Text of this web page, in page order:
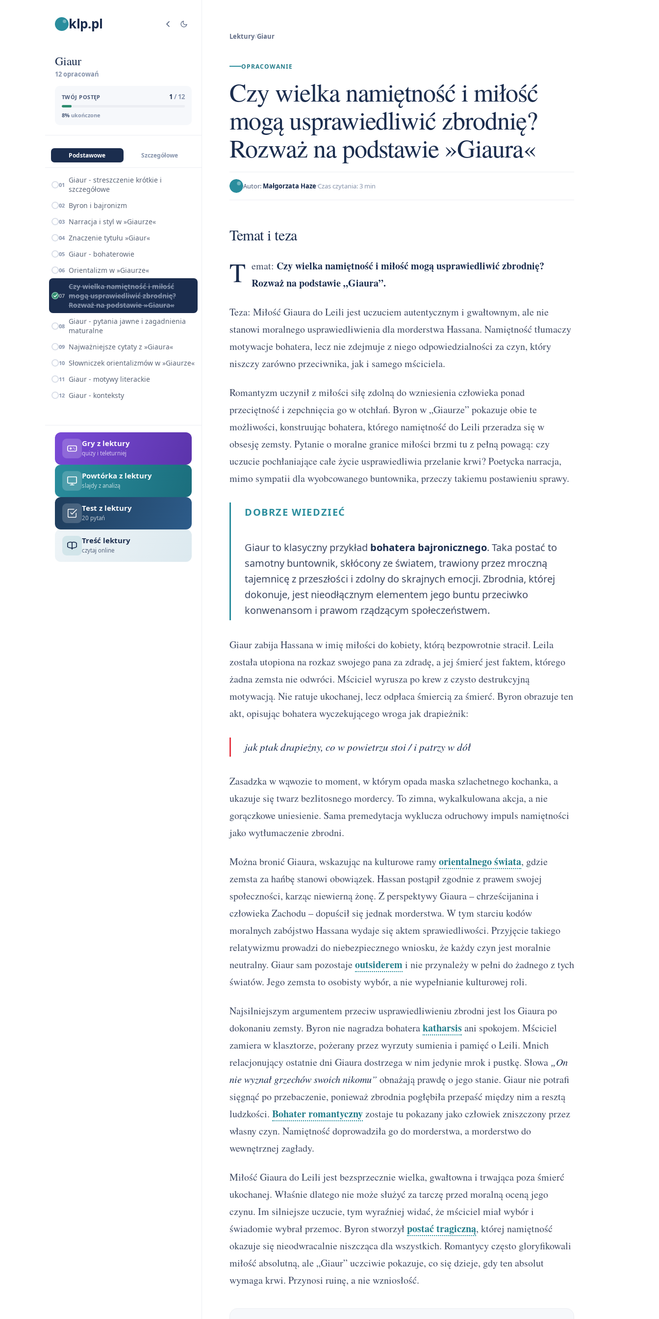
klp.pl
Giaur
12 opracowań
TWÓJ POSTĘP 1 / 12
8% ukończone
Podstawowe Szczegółowe
01
Giaur - streszczenie krótkie i
szczegółowe
02 Byron i bajronizm
03 Narracja i styl w »Giaurze«
04 Znaczenie tytułu »Giaur«
05 Giaur - bohaterowie
06 Orientalizm w »Giaurze«
07
Czy wielka namiętność i miłość
mogą usprawiedliwić zbrodnię?
Rozważ na podstawie »Giaura«
08 Giaur - pytania jawne i zagadnienia
maturalne
09 Najważniejsze cytaty z »Giaura«
10 Słowniczek orientalizmów w »Giaurze«
11 Giaur - motywy literackie
12 Giaur - konteksty
Gry z lektury
quizy i teleturniej
Powtórka z lektury
slajdy z analizą
Test z lektury
20 pytań
Treść lektury
czytaj online
Lektury/Giaur
OPRACOWANIE
Czy wielka namiętność i miłość
mogą usprawiedliwić zbrodnię?
Rozważ na podstawie »Giaura«
Autor: Małgorzata Haze Czas czytania: 3 min
Temat i teza
T emat: Czy wielka namiętność i miłość mogą usprawiedliwić zbrodnię?
Rozważ na podstawie „Giaura”.
Teza: Miłość Giaura do Leili jest uczuciem autentycznym i gwałtownym, ale nie
stanowi moralnego usprawiedliwienia dla morderstwa Hassana. Namiętność tłumaczy
motywacje bohatera, lecz nie zdejmuje z niego odpowiedzialności za czyn, który
niszczy zarówno przeciwnika, jak i samego mściciela.
Romantyzm uczynił z miłości siłę zdolną do wzniesienia człowieka ponad
przeciętność i zepchnięcia go w otchłań. Byron w „Giaurze” pokazuje obie te
możliwości, konstruując bohatera, którego namiętność do Leili przeradza się w
obsesję zemsty. Pytanie o moralne granice miłości brzmi tu z pełną powagą: czy
uczucie pochłaniające całe życie usprawiedliwia przelanie krwi? Poetycka narracja,
mimo sympatii dla wyobcowanego buntownika, przeczy takiemu postawieniu sprawy.
DOBRZE WIEDZIEĆ
Giaur to klasyczny przykład bohatera bajronicznego. Taka postać to
samotny buntownik, skłócony ze światem, trawiony przez mroczną
tajemnicę z przeszłości i zdolny do skrajnych emocji. Zbrodnia, której
dokonuje, jest nieodłącznym elementem jego buntu przeciwko
konwenansom i prawom rządzącym społeczeństwem.
Giaur zabija Hassana w imię miłości do kobiety, którą bezpowrotnie stracił. Leila
została utopiona na rozkaz swojego pana za zdradę, a jej śmierć jest faktem, którego
żadna zemsta nie odwróci. Mściciel wyrusza po krew z czysto destrukcyjną
motywacją. Nie ratuje ukochanej, lecz odpłaca śmiercią za śmierć. Byron obrazuje ten
akt, opisując bohatera wyczekującego wroga jak drapieżnik:
jak ptak drapieżny, co w powietrzu stoi / i patrzy w dół
Zasadzka w wąwozie to moment, w którym opada maska szlachetnego kochanka, a
ukazuje się twarz bezlitosnego mordercy. To zimna, wykalkulowana akcja, a nie
gorączkowe uniesienie. Sama premedytacja wyklucza odruchowy impuls namiętności
jako wytłumaczenie zbrodni.
Można bronić Giaura, wskazując na kulturowe ramyorientalnego świata, gdzie
zemsta za hańbę stanowi obowiązek. Hassan postąpił zgodnie z prawem swojej
społeczności, karząc niewierną żonę. Z perspektywy Giaura – chrześcijanina i
człowieka Zachodu – dopuścił się jednak morderstwa. W tym starciu kodów
moralnych zabójstwo Hassana wydaje się aktem sprawiedliwości. Przyjęcie takiego
relatywizmu prowadzi do niebezpiecznego wniosku, że każdy czyn jest moralnie
neutralny. Giaur sam pozostajeoutsideremi nie przynależy w pełni do żadnego z tych
światów. Jego zemsta to osobisty wybór, a nie wypełnianie kulturowej roli.
Najsilniejszym argumentem przeciw usprawiedliwieniu zbrodni jest los Giaura po
dokonaniu zemsty. Byron nie nagradza bohaterakatharsisani spokojem. Mściciel
zamiera w klasztorze, pożerany przez wyrzuty sumienia i pamięć o Leili. Mnich
relacjonujący ostatnie dni Giaura dostrzega w nim jedynie mrok i pustkę. Słowa „On
nie wyznał grzechów swoich nikomu” obnażają prawdę o jego stanie. Giaur nie potrafi
sięgnąć po przebaczenie, ponieważ zbrodnia pogłębiła przepaść między nim a resztą
ludzkości. Bohater romantycznyzostaje tu pokazany jako człowiek zniszczony przez
własny czyn. Namiętność doprowadziła go do morderstwa, a morderstwo do
wewnętrznej zagłady.
Miłość Giaura do Leili jest bezsprzecznie wielka, gwałtowna i trwająca poza śmierć
ukochanej. Właśnie dlatego nie może służyć za tarczę przed moralną oceną jego
czynu. Im silniejsze uczucie, tym wyraźniej widać, że mściciel miał wybór i
świadomie wybrał przemoc. Byron stworzyłpostać tragiczną, której namiętność
okazuje się nieodwracalnie niszcząca dla wszystkich. Romantycy często gloryfikowali
miłość absolutną, ale „Giaur” uczciwie pokazuje, co się dzieje, gdy ten absolut
wymaga krwi. Przynosi ruinę, a nie wzniosłość.
Giaur - streszczenie krótkie i szczegółowe
2 Byron i bajronizm
3 Narracja i styl w »Giaurze«